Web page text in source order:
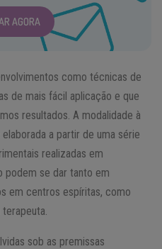
AGORA
como técnicas de
de mais fácil aplicação e que
resultados. A modalidade à
a partir de uma série
realizadas em
podem se dar tanto em
em centros espíritas, como
sob as premissas